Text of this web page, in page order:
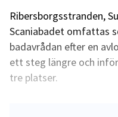
Ribersborgsstranden,
Scaniabadet omfattas
badavrådan efter en
ett steg längre och
tre platser.